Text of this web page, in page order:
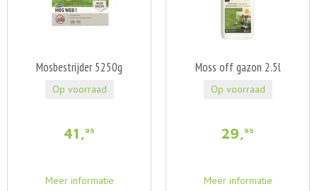
Mosbestrijder 5250g
41 ,95
Meer informatie
Op voorraad
Moss off gazon 2.5l
29,95
Meer informatie
Op voorraad